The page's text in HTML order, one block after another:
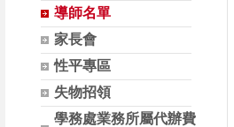
導師名單
家長會
性平專區
失物招領
學務處業務所屬代辦費